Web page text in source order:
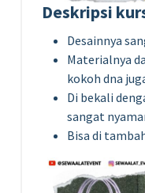
Deskripsi
Desainnya
Materialnya
kokoh dna
Di bekali
sangat
Bisa di